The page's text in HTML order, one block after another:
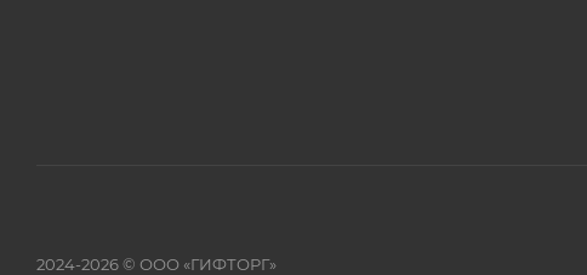
2024-2026 © ООО «ГИФТОРГ»